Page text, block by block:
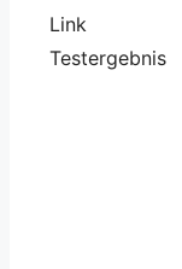
Link
Testergebnis